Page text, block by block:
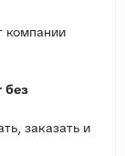
компании
без
заказать и